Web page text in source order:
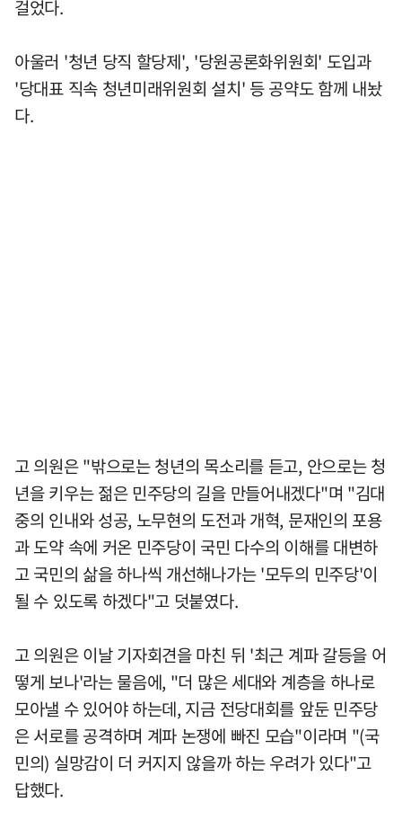
걸었다.
아울러 '청년 당직 할당제', '당원공론화위원회' 도입과
'당대표 직속 청년미래위원회 설치' 등 공약도 함께 내놨
다.
고 의원은 "밖으로는 청년의 목소리를 듣고, 안으로는 청
년을 키우는 젊은 민주당의 길을 만들어내겠다"며 "김대
중의 인내와 성공, 노무현의 도전과 개혁, 문재인의 포용
과 도약 속에 커온 민주당이 국민 다수의 이해를 대변하
고 국민의 삶을 하나씩 개선해나가는 '모두의 민주당'이
될 수 있도록 하겠다"고 덧붙였다.
고 의원은 이날 기자회견을 마친 뒤 '최근 계파 갈등을 어
떻게 보나'라는 물음에, "더 많은 세대와 계층을 하나로
모아낼 수 있어야 하는데, 지금 전당대회를 앞둔 민주당
은 서로를 공격하며 계파 논쟁에 빠진 모습"이라며 "(국
민의) 실망감이 더 커지지 않을까 하는 우려가 있다"고
답했다.